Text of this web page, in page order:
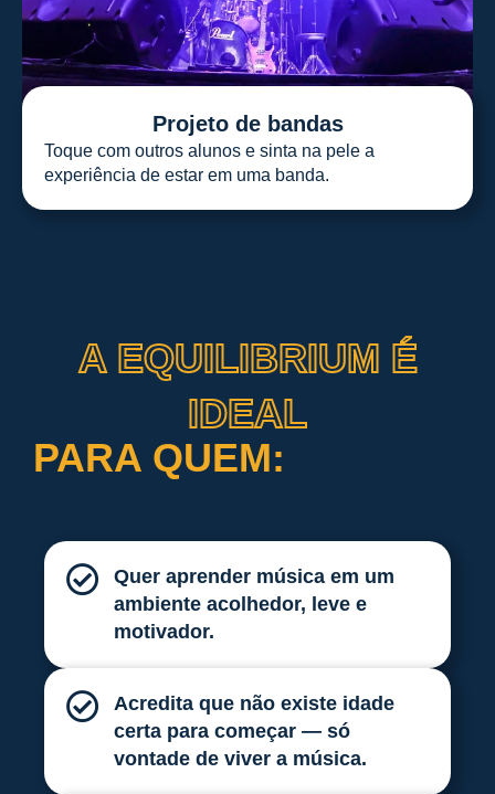
Projeto de bandas
Toque com outros alunos e sinta na pele a
experiência de estar em uma banda.
A EQUILIBRIUM É
IDEAL
PARA QUEM:
Quer aprender música em um
ambiente acolhedor, leve e
motivador.
Acredita que não existe idade
certa para começar — só
vontade de viver a música.